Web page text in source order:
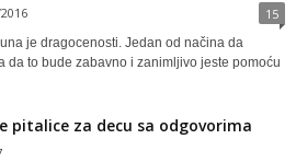
15
je dragocenosti. Jedan od načina da
da to bude zabavno i zanimljivo jeste pomoću
pitalice za decu sa odgovorima